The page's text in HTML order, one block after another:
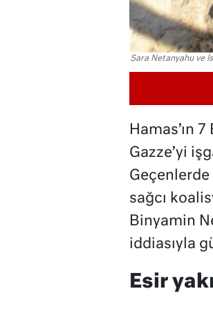
Sara Netanyahu ve
Hamas’ın
Gazze’yi
Geçenlerde
sağcı
Binyamin
iddiasıyla
Esir